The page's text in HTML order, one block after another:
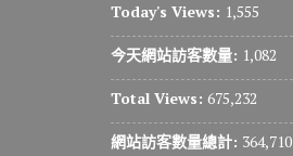
Today's Views: 1,555
今天網站訪客數量: 1,082
Total Views: 675,232
網站訪客數量總計: 364,710